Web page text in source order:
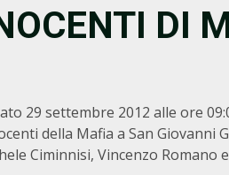
DI
29 settembre 2012 alle ore
della Mafia a San Giovanni
Ciminnisi, Vincenzo Romano